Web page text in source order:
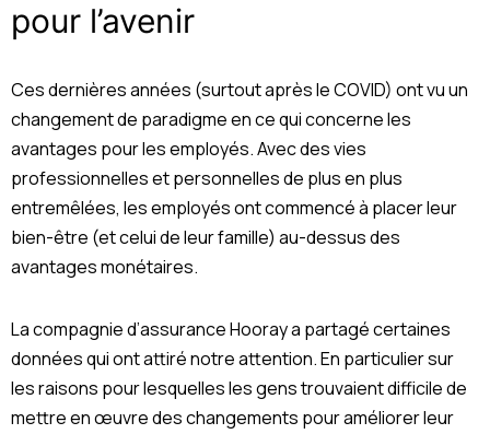
pour l’avenir
Ces dernières années (surtout après le COVID) ont vu un
changement de paradigme en ce qui concerne les
avantages pour les employés. Avec des vies
professionnelles et personnelles de plus en plus
entremêlées, les employés ont commencé à placer leur
bien-être (et celui de leur famille) au-dessus des
avantages monétaires.
La compagnie d’assurance Hooray a partagé certaines
données qui ont attiré notre attention. En particulier sur
les raisons pour lesquelles les gens trouvaient difficile de
mettre en œuvre des changements pour améliorer leur